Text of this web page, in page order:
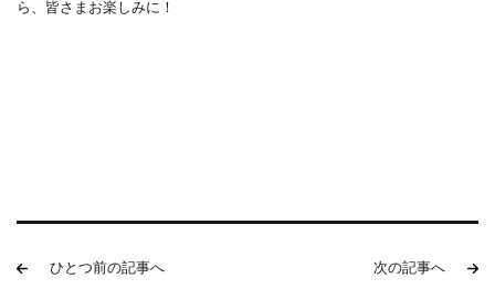
ら、皆さまお楽しみに！
ひとつ前の記事へ 次の記事へ